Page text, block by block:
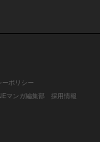
ーポリシー
マンガ編集部
採用情報